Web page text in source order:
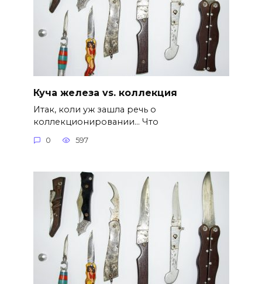
Куча железа vs. коллекция
Итак, коли уж зашла речь о
коллекционировании… Что
0 597